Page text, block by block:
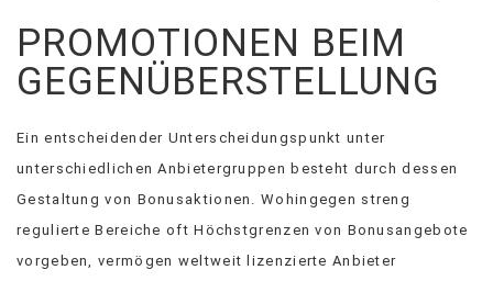
PROMOTIONEN BEIM
GEGENÜBERSTELLUNG
Ein entscheidender Unterscheidungspunkt unter
unterschiedlichen Anbietergruppen besteht durch dessen
Gestaltung von Bonusaktionen. Wohingegen streng
regulierte Bereiche oft Höchstgrenzen von Bonusangebote
vorgeben, vermögen weltweit lizenzierte Anbieter